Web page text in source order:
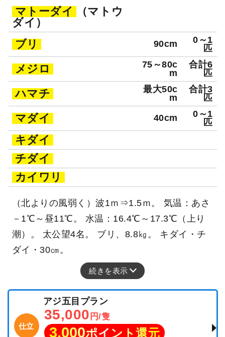
マトーダイ
（マトウ
ダイ）
ブリ
90cm
0～1
匹
メジロ
75～80c
m
合計6
匹
ハマチ
最大50c
m
合計3
匹
マダイ 40cm
0～1
匹
キダイ
チダイ
カイワリ
（北よりの風弱く）波1ｍ⇒1.5ｍ。 気温：あさ
－1℃～昼11℃。 水温：16.4℃～17.3℃（上り
潮）。 太公望4名。 ブリ、8.8㎏。 キダイ・チ
ダイ・30㎝。
続きを表示
仕立
アジ五目プラン
35,000 円/隻
3,000ポイント還元